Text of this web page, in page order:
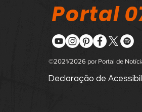
Portal
©2021/2026 por Portal de
Declaração de